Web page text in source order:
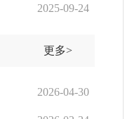
2025-09-24
更多>
2026-04-30